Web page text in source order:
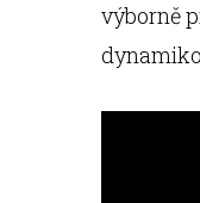
výborně